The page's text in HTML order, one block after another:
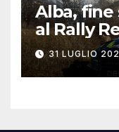
Alba,
al Rally
31 LUGLIO